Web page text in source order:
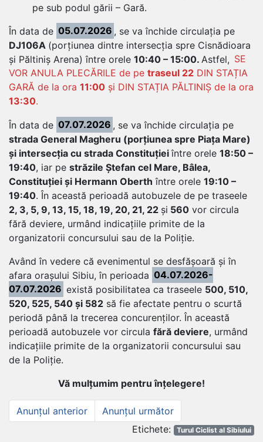
pe sub podul gării – Gară.
În data de 05.07.2026 , se va închide circulația pe
DJ106A (porțiunea dintre intersecția spre Cisnădioara
și Păltiniș Arena) între orele 10:40 – 15:00. Astfel, SE
VOR ANULA PLECĂRILE de pe traseul 22 DIN STAȚIA
GARĂ de la ora 11:00 și DIN STAȚIA PĂLTINIȘ de la ora
13:30.
În data de 07.07.2026 , se va închide circulația pe
strada General Magheru (porțiunea spre Piața Mare)
și intersecția cu strada Constituțieiîntre orele 18:50 –
19:40, iar pe străzile Ștefan cel Mare, Bâlea,
Constituției și Hermann Oberth între orele 19:10 –
19:40. În această perioadă autobuzele de pe traseele
2, 3, 5, 9, 13, 15, 18, 19, 20, 21, 22 și 560 vor circula
fără deviere, urmând indicațiile primite de la
organizatorii concursului sau de la Poliție.
Având în vedere că evenimentul se desfășoară și în
afara orașului Sibiu, în perioada 04.07.2026-
07.07.2026 există posibilitatea ca traseele 500, 510,
520, 525, 540 și 582 să fie afectate pentru o scurtă
periodă până la trecerea concurenților. În această
perioadă autobuzele vor circula fără deviere, urmând
indicațiile primite de la organizatorii concursului sau
de la Poliție.
Vă mulțumim pentru înțelegere!
Navigare
Anunțul anteriorAnunțul
anterior
Anunțul următorAnunțul
următor
Etichete: Turul Ciclist al Sibiului